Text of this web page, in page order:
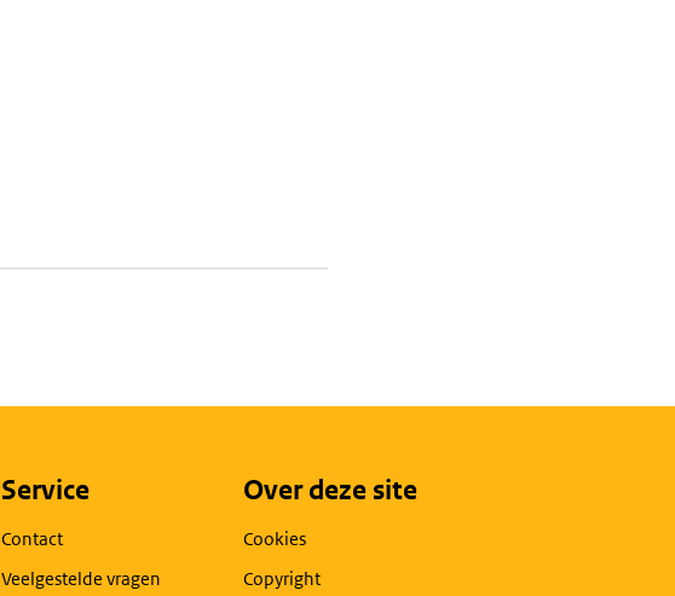
Service
Contact
Veelgestelde vragen
Over deze site
Cookies
Copyright